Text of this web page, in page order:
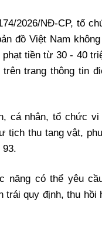
2026/NĐ-CP, tổ
đồ Việt Nam
tiền từ 30 - 40
trang thông tin
cá nhân, tổ chức
tịch thu tang vật,
93.
năng có thể yêu
trái quy định, thu hồi